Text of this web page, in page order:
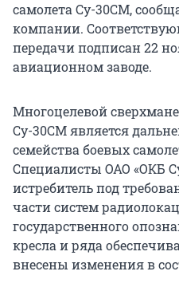
самолета Су-30СМ,
компании.
передачи подписан 22
авиационном заводе.
Многоцелевой
Су-30СМ является
семейства боевых
Специалисты ОАО «ОКБ
истребитель под
части систем
государственного
кресла и ряда
внесены изменения в